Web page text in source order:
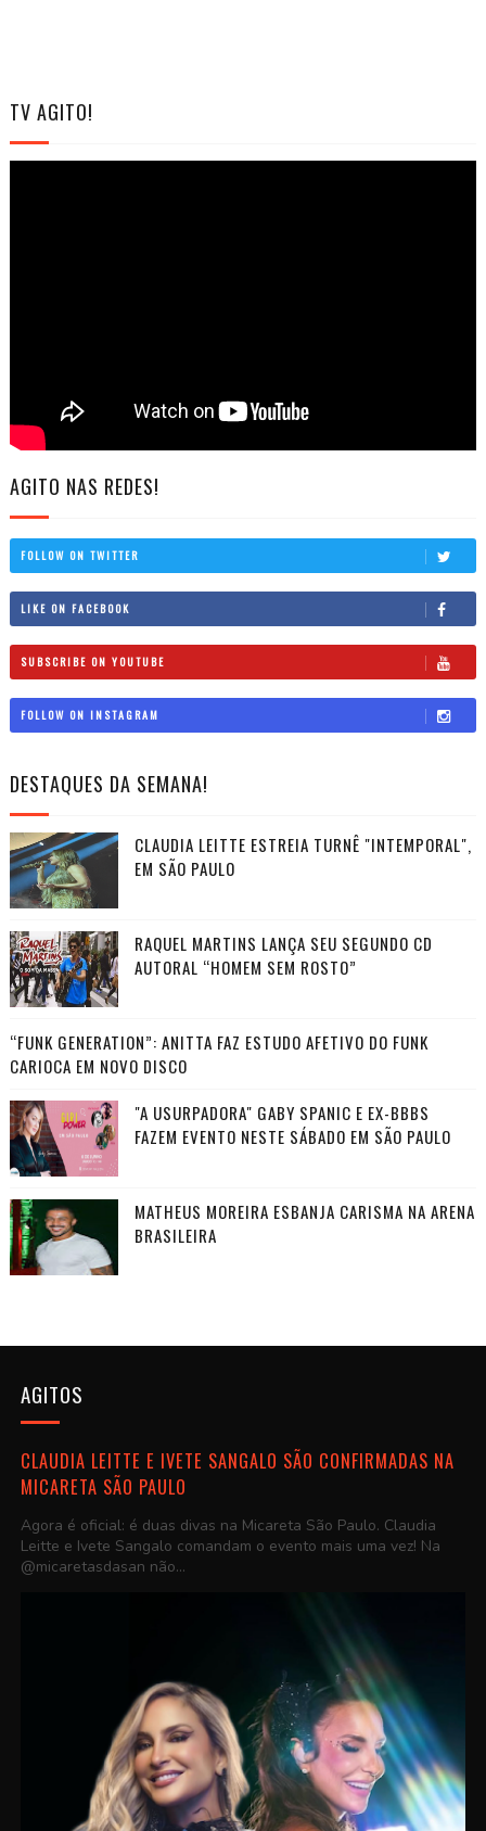
TV AGITO!
AGITO NAS REDES!
FOLLOW ON TWITTER
LIKE ON FACEBOOK
SUBSCRIBE ON YOUTUBE
FOLLOW ON INSTAGRAM
DESTAQUES DA SEMANA!
CLAUDIA LEITTE ESTREIA TURNÊ "INTEMPORAL",
EM SÃO PAULO
RAQUEL MARTINS LANÇA SEU SEGUNDO CD
AUTORAL “HOMEM SEM ROSTO”
“FUNK GENERATION”: ANITTA FAZ ESTUDO AFETIVO DO FUNK
CARIOCA EM NOVO DISCO
"A USURPADORA" GABY SPANIC E EX-BBBS
FAZEM EVENTO NESTE SÁBADO EM SÃO PAULO
MATHEUS MOREIRA ESBANJA CARISMA NA ARENA
BRASILEIRA
AGITOS
CLAUDIA LEITTE E IVETE SANGALO SÃO CONFIRMADAS NA
MICARETA SÃO PAULO
Agora é oficial: é duas divas na Micareta São Paulo. Claudia
Leitte e Ivete Sangalo comandam o evento mais uma vez! Na
@micaretasdasan não...